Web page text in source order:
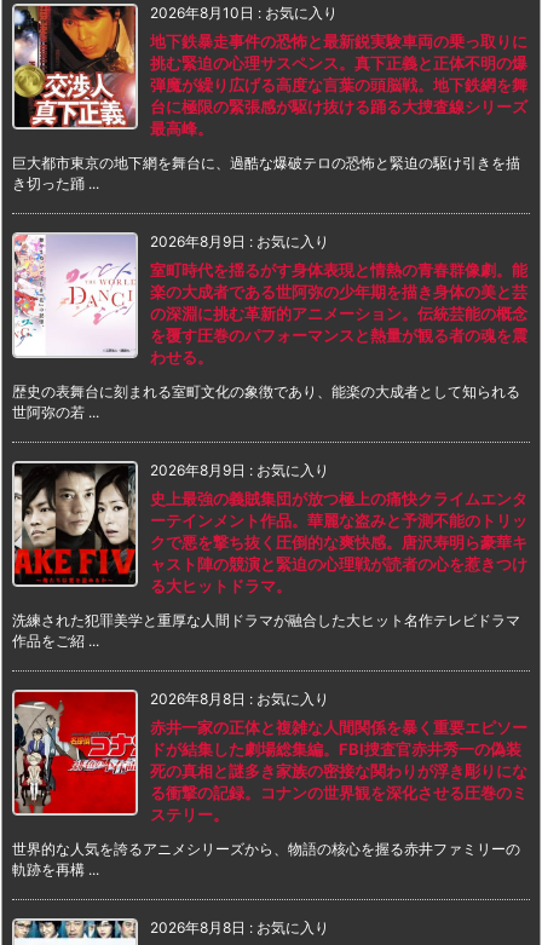
2026年8月10日 : お気に入り
地下鉄暴走事件の恐怖と最新鋭実験車両の乗っ取りに
挑む緊迫の心理サスペンス。真下正義と正体不明の爆
弾魔が繰り広げる高度な言葉の頭脳戦。地下鉄網を舞
台に極限の緊張感が駆け抜ける踊る大捜査線シリーズ
最高峰。
巨大都市東京の地下網を舞台に、過酷な爆破テロの恐怖と緊迫の駆け引きを描
き切った踊 ...
2026年8月9日 : お気に入り
室町時代を揺るがす身体表現と情熱の青春群像劇。能
楽の大成者である世阿弥の少年期を描き身体の美と芸
の深淵に挑む革新的アニメーション。伝統芸能の概念
を覆す圧巻のパフォーマンスと熱量が観る者の魂を震
わせる。
歴史の表舞台に刻まれる室町文化の象徴であり、能楽の大成者として知られる
世阿弥の若 ...
2026年8月9日 : お気に入り
史上最強の義賊集団が放つ極上の痛快クライムエンタ
ーテインメント作品。華麗な盗みと予測不能のトリッ
クで悪を撃ち抜く圧倒的な爽快感。唐沢寿明ら豪華キ
ャスト陣の競演と緊迫の心理戦が読者の心を惹きつけ
る大ヒットドラマ。
洗練された犯罪美学と重厚な人間ドラマが融合した大ヒット名作テレビドラマ
作品をご紹 ...
2026年8月8日 : お気に入り
赤井一家の正体と複雑な人間関係を暴く重要エピソー
ドが結集した劇場総集編。FBI捜査官赤井秀一の偽装
死の真相と謎多き家族の密接な関わりが浮き彫りにな
る衝撃の記録。コナンの世界観を深化させる圧巻のミ
ステリー。
世界的な人気を誇るアニメシリーズから、物語の核心を握る赤井ファミリーの
軌跡を再構 ...
2026年8月8日 : お気に入り